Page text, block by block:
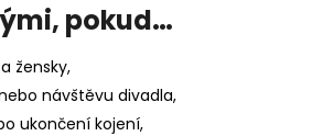
pokud…
žensky,
návštěvu divadla,
ukončení kojení,